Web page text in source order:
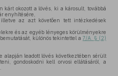
kárt okozott a lövés, ki a károsult, továbbá
enyhítésére,
az azt követően tett intézkedések
és az egyéb lényeges körülményekre
különös tekintettel a 7/A. § (2)
e alapján leadott lövés következtében sérült
gondoskodni kell orvosi ellátásáról, a